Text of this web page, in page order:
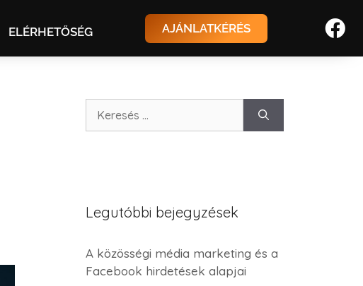
ELÉRHETŐSÉG AJÁNLATKÉRÉS
Legutóbbi bejegyzések
A közösségi média marketing és a
Facebook hirdetések alapjai